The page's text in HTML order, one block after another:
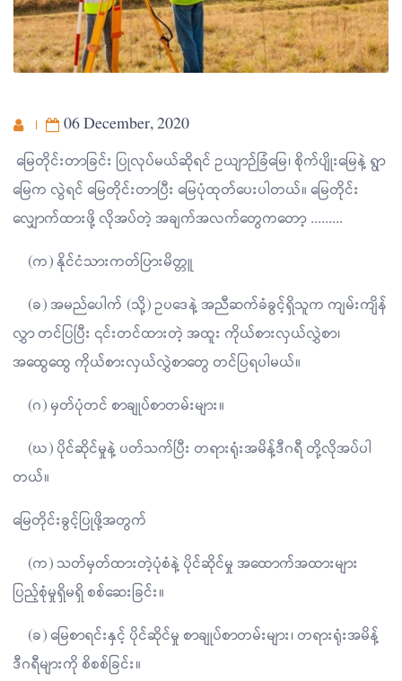
06 December, 2020
မြေတိုင်းတာခြင်း ပြုလုပ်မယ်ဆိုရင် ဥယျာဉ်ခြံမြေ၊ စိုက်ပျိုးမြေနဲ့ ရွာ
မြေက လွဲရင် မြေတိုင်းတာပြီး မြေပုံထုတ်ပေးပါတယ်။ မြေတိုင်း
လျှောက်ထားဖို့ လိုအပ်တဲ့ အချက်အလက်တွေကတော့ .........
(က) နိုင်ငံသားကတ်ပြားမိတ္တူ
(ခ) အမည်ပေါက် (သို့) ဥပဒေနဲ့ အညီဆက်ခံခွင့်ရှိသူက ကျမ်းကျိန်
လွှာ တင်ပြပြီး ၎င်းတင်ထားတဲ့ အထူး ကိုယ်စားလှယ်လွှဲစာ၊
အထွေထွေ ကိုယ်စားလှယ်လွှဲစာတွေ တင်ပြရပါမယ်။
(ဂ) မှတ်ပုံတင် စာချုပ်စာတမ်းများ။
(ဃ) ပိုင်ဆိုင်မှုနဲ့ ပတ်သက်ပြီး တရားရုံးအမိန့်ဒီဂရီ တို့လိုအပ်ပါ
တယ်။
မြေတိုင်းခွင့်ပြုဖို့အတွက်
(က) သတ်မှတ်ထားတဲ့ပုံစံနဲ့ ပိုင်ဆိုင်မှု အထောက်အထားများ
ပြည့်စုံမှုရှိမရှိ စစ်ဆေးခြင်း။
(ခ) မြေစာရင်းနှင့် ပိုင်ဆိုင်မှု စာချုပ်စာတမ်းများ၊ တရားရုံးအမိန့်
ဒီဂရီများကို စိစစ်ခြင်း။